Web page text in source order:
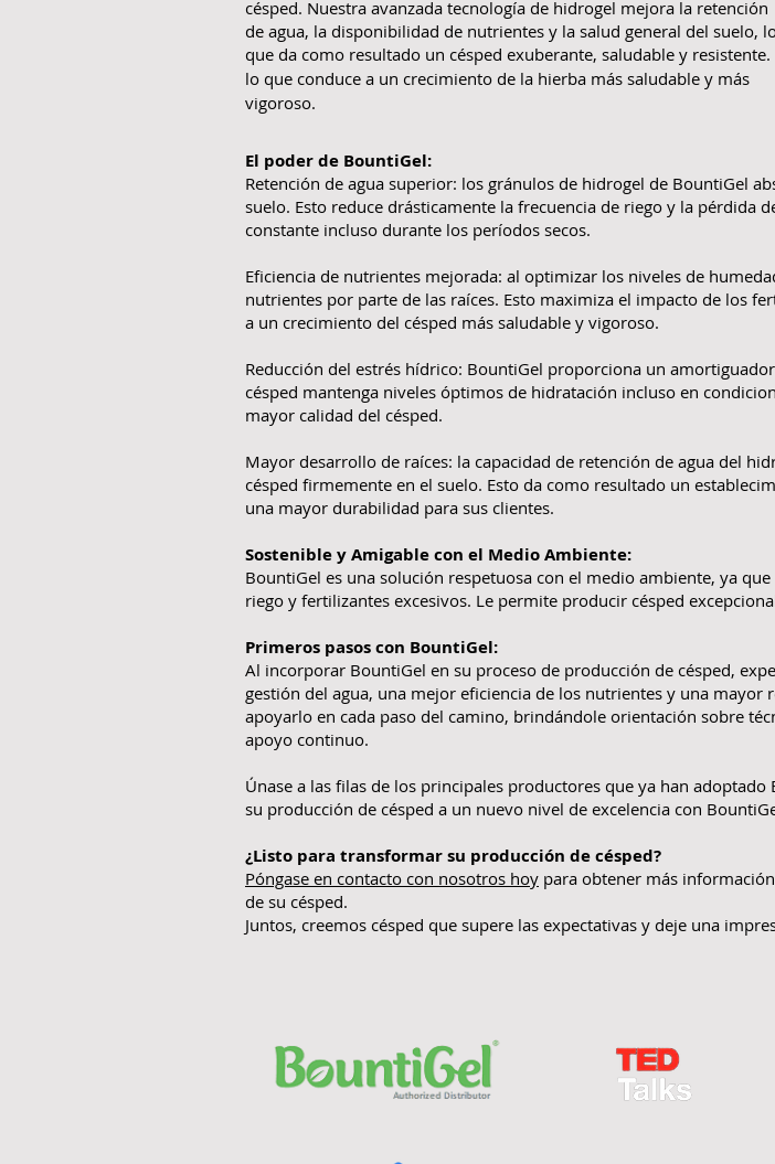
césped. Nuestra avanzada tecnología de hidrogel mejora la retención
de agua, la disponibilidad de nutrientes y la salud general del suelo,
que da como resultado un césped exuberante, saludable y resistente.
lo que conduce a un crecimiento de la hierba más saludable y más
vigoroso.
El poder de BountiGel:
Retención de agua superior: los gránulos de hidrogel de BountiGel
suelo. Esto reduce drásticamente la frecuencia de riego y la pérdida
constante incluso durante los períodos secos.
Eficiencia de nutrientes mejorada: al optimizar los niveles de
nutrientes por parte de las raíces. Esto maximiza el impacto de los
a un crecimiento del césped más saludable y vigoroso.
Reducción del estrés hídrico: BountiGel proporciona un
césped mantenga niveles óptimos de hidratación incluso en
mayor calidad del césped.
Mayor desarrollo de raíces: la capacidad de retención de agua del
césped firmemente en el suelo. Esto da como resultado un
una mayor durabilidad para sus clientes.
Sostenible y Amigable con el Medio Ambiente:
BountiGel es una solución respetuosa con el medio ambiente, ya
riego y fertilizantes excesivos. Le permite producir césped
Primeros pasos con BountiGel:
Al incorporar BountiGel en su proceso de producción de césped,
gestión del agua, una mejor eficiencia de los nutrientes y una
apoyarlo en cada paso del camino, brindándole orientación sobre
apoyo continuo.
Únase a las filas de los principales productores que ya han
su producción de césped a un nuevo nivel de excelencia con
¿Listo para transformar su producción de césped?
Póngase en contacto con nosotros hoy para obtener más
de su césped.
Juntos, creemos césped que supere las expectativas y deje una